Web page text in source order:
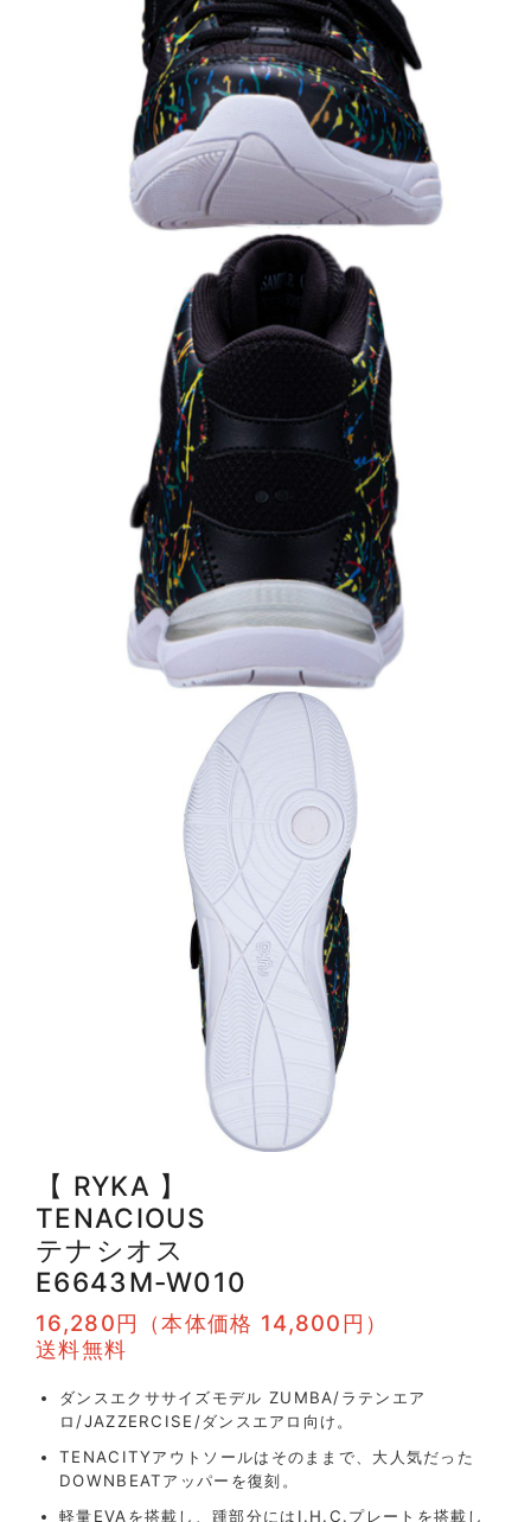
【 RYKA 】
TENACIOUS
テナシオス
E6643M-W010
16,280円（本体価格 14,800円）
送料無料
ダンスエクササイズモデル ZUMBA/ラテンエア
ロ/JAZZERCISE/ダンスエアロ向け。
TENACITYアウトソールはそのままで、大人気だった
DOWNBEATアッパーを復刻。
軽量EVAを搭載し、踵部分にはI.H.C.プレートを搭載し